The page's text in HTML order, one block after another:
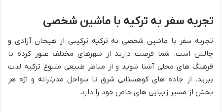
تجربه سفر به ترکیه با ماشین شخصی
تجربه سفر با ماشین شخصی به ترکیه ترکیبی از هیجان آزادی و
چالش است. شما فرصت دارید از شهرهای مختلف عبور کرده با
فرهنگ های محلی آشنا شوید و از مناظر طبیعی متنوع ترکیه لذت
ببرید. از جاده های کوهستانی شرق تا سواحل مدیترانه و اژه هر
بخش از مسیر زیبایی های خاص خود را دارد.